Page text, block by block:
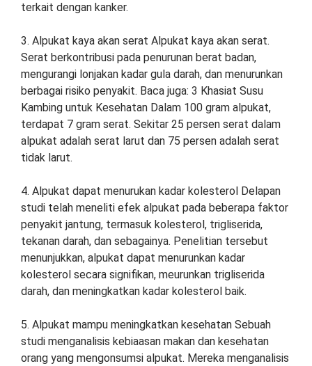
terkait dengan kanker.
3. Alpukat kaya akan serat Alpukat kaya akan serat.
Serat berkontribusi pada penurunan berat badan,
mengurangi lonjakan kadar gula darah, dan menurunkan
berbagai risiko penyakit. Baca juga: 3 Khasiat Susu
Kambing untuk Kesehatan Dalam 100 gram alpukat,
terdapat 7 gram serat. Sekitar 25 persen serat dalam
alpukat adalah serat larut dan 75 persen adalah serat
tidak larut.
4. Alpukat dapat menurukan kadar kolesterol Delapan
studi telah meneliti efek alpukat pada beberapa faktor
penyakit jantung, termasuk kolesterol, trigliserida,
tekanan darah, dan sebagainya. Penelitian tersebut
menunjukkan, alpukat dapat menurunkan kadar
kolesterol secara signifikan, meurunkan trigliserida
darah, dan meningkatkan kadar kolesterol baik.
5. Alpukat mampu meningkatkan kesehatan Sebuah
studi menganalisis kebiaasan makan dan kesehatan
orang yang mengonsumsi alpukat. Mereka menganalisis